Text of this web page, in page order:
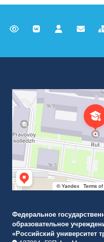
Российский университет
ВУЗ в Москве
Федеральное
образовательное
«Российский университет